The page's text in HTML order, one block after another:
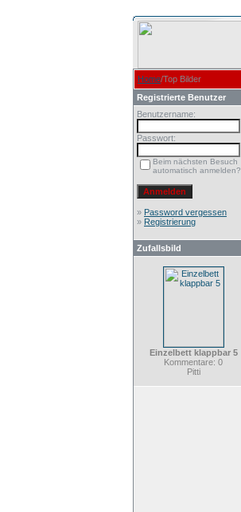
Home/Top Bilder
Registrierte Benutzer
Benutzername:
Passwort:
Beim nächsten Besuch
automatisch anmelden?
» Password vergessen
» Registrierung
Zufallsbild
Einzelbett klappbar 5
Kommentare: 0
Pitti